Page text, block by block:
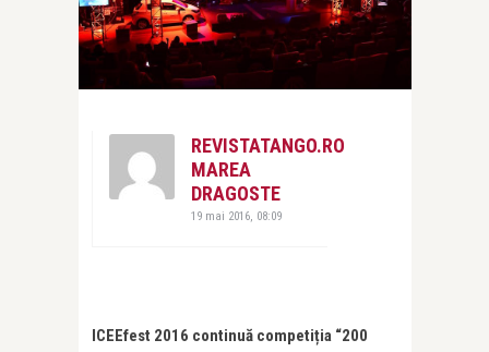
REVISTATANGO.RO
MAREA
DRAGOSTE
19 mai 2016, 08:09
ICEEfest 2016 continuă competiția “200